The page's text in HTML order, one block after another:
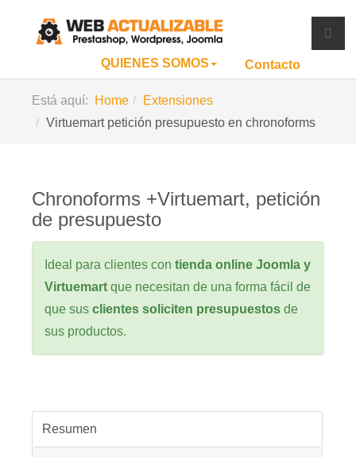
QUIENES SOMOS Contacto
Está aquí: Home
Extensiones
Virtuemart petición presupuesto en chronoforms
Chronoforms +Virtuemart, petición
de presupuesto
Ideal para clientes con tienda online Joomla y
Virtuemart que necesitan de una forma fácil de
que sus clientes soliciten presupuestos de
sus productos.
Resumen